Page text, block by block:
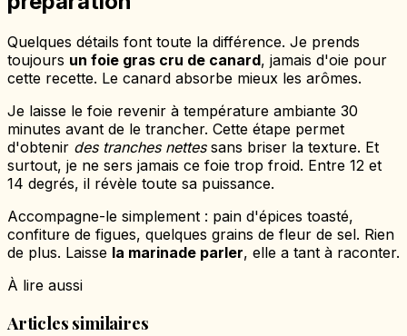
Quelques détails font toute la différence. Je prends
toujours un foie gras cru de canard, jamais d'oie pour
cette recette. Le canard absorbe mieux les arômes.
Je laisse le foie revenir à température ambiante 30
minutes avant de le trancher. Cette étape permet
d'obtenir des tranches nettessans briser la texture. Et
surtout, je ne sers jamais ce foie trop froid. Entre 12 et
14 degrés, il révèle toute sa puissance.
Accompagne-le simplement : pain d'épices toasté,
confiture de figues, quelques grains de fleur de sel. Rien
de plus. Laisse la marinade parler, elle a tant à raconter.
À lire aussi
Articles similaires